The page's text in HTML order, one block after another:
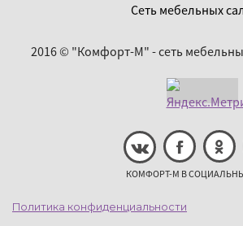
Сеть мебельных
2016 © "Комфорт-М" - сеть
КОМФОРТ-М В
Политика конфиденциальности